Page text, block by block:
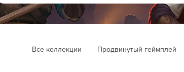
Все коллекции Продвинутый геймплей